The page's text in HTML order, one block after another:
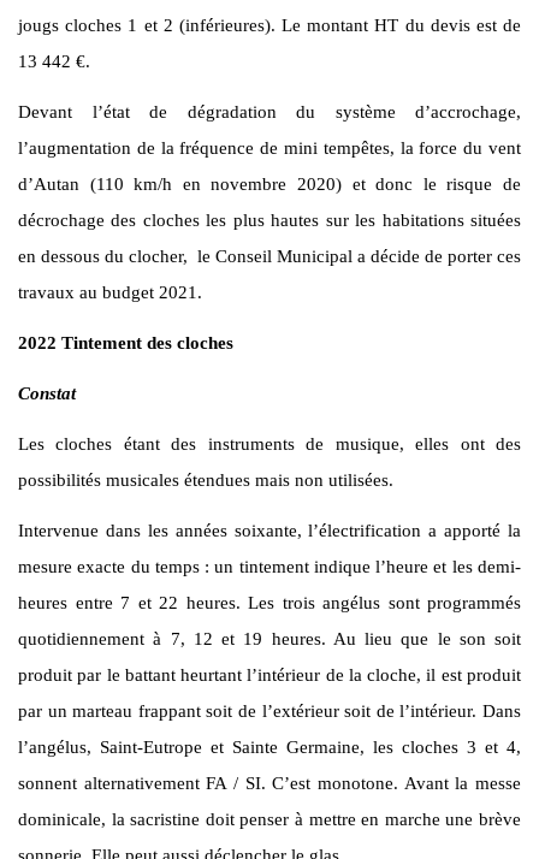
jougs cloches 1 et 2 (inférieures). Le montant HT du devis est de
13 442 €.
Devant l’état de dégradation du système d’accrochage,
l’augmentation de la fréquence de mini tempêtes, la force du vent
d’Autan (110 km/h en novembre 2020) et donc le risque de
décrochage des cloches les plus hautes sur les habitations situées
en dessous du clocher, le Conseil Municipal a décide de porter ces
travaux au budget 2021.
2022 Tintement des cloches
Constat
Les cloches étant des instruments de musique, elles ont des
possibilités musicales étendues mais non utilisées.
Intervenue dans les années soixante, l’électrification a apporté la
mesure exacte du temps : un tintement indique l’heure et les demi-
heures entre 7 et 22 heures. Les trois angélus sont programmés
quotidiennement à 7, 12 et 19 heures. Au lieu que le son soit
produit par le battant heurtant l’intérieur de la cloche, il est produit
par un marteau frappant soit de l’extérieur soit de l’intérieur. Dans
l’angélus, Saint-Eutrope et Sainte Germaine, les cloches 3 et 4,
sonnent alternativement FA / SI. C’est monotone. Avant la messe
dominicale, la sacristine doit penser à mettre en marche une brève
sonnerie. Elle peut aussi déclencher le glas.